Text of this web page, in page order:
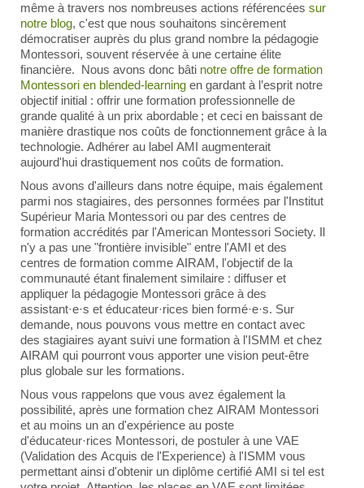
même à travers nos nombreuses actions référencées sur
notre blog, c'est que nous souhaitons sincèrement
démocratiser auprès du plus grand nombre la pédagogie
Montessori, souvent réservée à une certaine élite
financière. Nous avons donc bâti notre offre de formation
Montessori en blended-learning en gardant à l’esprit notre
objectif initial : offrir une formation professionnelle de
grande qualité à un prix abordable ; et ceci en baissant de
manière drastique nos coûts de fonctionnement grâce à la
technologie. Adhérer au label AMI augmenterait
aujourd'hui drastiquement nos coûts de formation.
Nous avons d'ailleurs dans notre équipe, mais également
parmi nos stagiaires, des personnes formées par l'Institut
Supérieur Maria Montessori ou par des centres de
formation accrédités par l'American Montessori Society. Il
n'y a pas une "frontière invisible" entre l'AMI et des
centres de formation comme AIRAM, l'objectif de la
communauté étant finalement similaire : diffuser et
appliquer la pédagogie Montessori grâce à des
assistant·e·s et éducateur·rices bien formé·e·s. Sur
demande, nous pouvons vous mettre en contact avec
des stagiaires ayant suivi une formation à l'ISMM et chez
AIRAM qui pourront vous apporter une vision peut-être
plus globale sur les formations.
Nous vous rappelons que vous avez également la
possibilité, après une formation chez AIRAM Montessori
et au moins un an d'expérience au poste
d'éducateur·rices Montessori, de postuler à une VAE
(Validation des Acquis de l'Experience) à l'ISMM vous
permettant ainsi d'obtenir un diplôme certifié AMI si tel est